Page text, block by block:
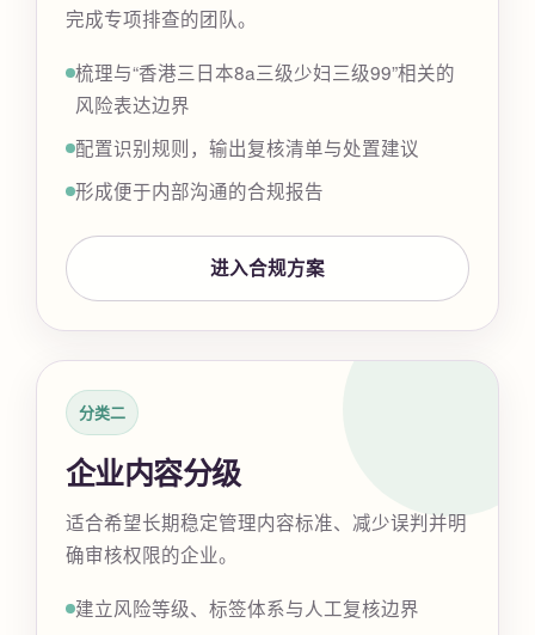
完成专项排查的团队。
梳理与“香港三日本8a三级少妇三级99”相关的
风险表达边界
配置识别规则，输出复核清单与处置建议
形成便于内部沟通的合规报告
进入合规方案
分类二
企业内容分级
适合希望长期稳定管理内容标准、减少误判并明
确审核权限的企业。
建立风险等级、标签体系与人工复核边界